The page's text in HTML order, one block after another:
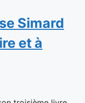
Simard
et à